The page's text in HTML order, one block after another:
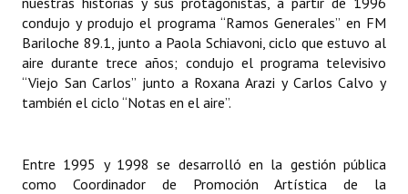
condujo y produjo el programa “Ramos Generales” en FM
Bariloche 89.1, junto a Paola Schiavoni, ciclo que estuvo al
aire durante trece años; condujo el programa televisivo
“Viejo San Carlos” junto a Roxana Arazi y Carlos Calvo y
también el ciclo “Notas en el aire”.
Entre 1995 y 1998 se desarrolló en la gestión pública
como Coordinador de Promoción Artística de la